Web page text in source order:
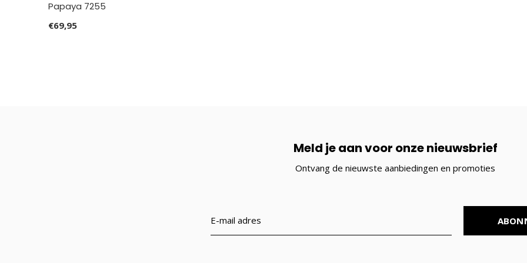
Papaya 7255
€69,95
Meld je aan voor onze nieuwsbrief
Ontvang de nieuwste aanbiedingen en promoties